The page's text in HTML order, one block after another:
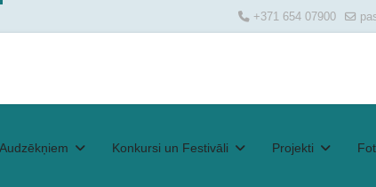
+371 654 07900
Audzēkņiem Konkursi un Festivāli Projekti